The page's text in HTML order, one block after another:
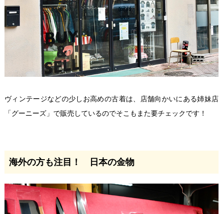
ヴィンテージなどの少しお高めの古着は、店舗向かいにある姉妹店
「グーニーズ」で販売しているのでそこもまた要チェックです！
海外の方も注目！ 日本の金物